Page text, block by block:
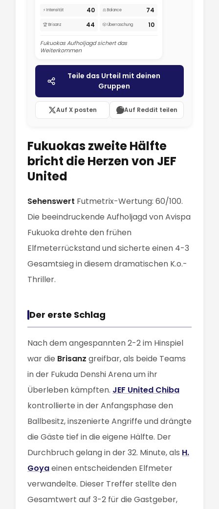
⚡ Intensität 40 ⚖️ Balance 74
🏆 Brisanz 44 🎲 Überraschung 10
Fukuokas Aufholjagd sichert das
Weiterkommen
Teile das Urteil mit deinen
Gruppen
Auf X posten Auf Reddit teilen
Fukuokas zweite Hälfte
bricht die Herzen von JEF
United
Sehenswert Futmetrix-Wertung: 60/100.
Die beeindruckende Aufholjagd von Avispa
Fukuoka drehte den frühen
Elfmeterrückstand und sicherte einen 4-3
Gesamtsieg in diesem dramatischen K.o.-
Thriller.
Der erste Schlag
Nach dem angespannten 2-2 im Hinspiel
war die Brisanz greifbar, als beide Teams
in der Fukuda Denshi Arena um ihr
Überleben kämpften. JEF United Chiba
kontrollierte in der Anfangsphase den
Ballbesitz, inszenierte Angriffe und drängte
die Gäste tief in die eigene Hälfte. Der
Durchbruch gelang in der 32. Minute, als H.
Goyaeinen entscheidenden Elfmeter
verwandelte. Dieser Treffer stellte den
Gesamtwert auf 3-2 für die Gastgeber,